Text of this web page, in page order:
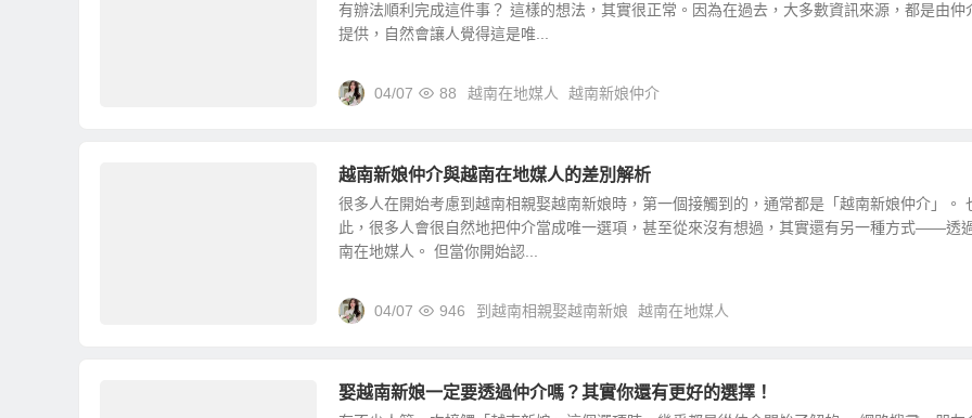
有辦法順利完成這件事？ 這樣的想法，其實很正常。因為在過去，大多數資訊來源，都是由仲
提供，自然會讓人覺得這是唯...
04/07 88 越南在地媒人 越南新娘仲介
越南新娘仲介與越南在地媒人的差別解析
很多人在開始考慮到越南相親娶越南新娘時，第一個接觸到的，通常都是「越南新娘仲介」。
此，很多人會很自然地把仲介當成唯一選項，甚至從來沒有想過，其實還有另一種方式——透
南在地媒人。 但當你開始認...
04/07 946 到越南相親娶越南新娘 越南在地媒人
娶越南新娘一定要透過仲介嗎？其實你還有更好的選擇！